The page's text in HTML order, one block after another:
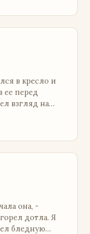
в кресло и
ее перед
взгляд на
она, -
дотла. Я
бледную